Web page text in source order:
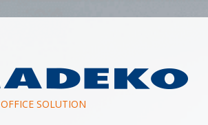
OFFICE SOLUTION